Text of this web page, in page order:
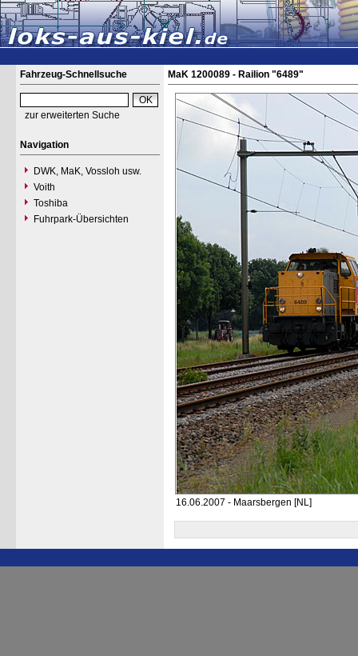
Fahrzeug-Schnellsuche
zur erweiterten Suche
Navigation
DWK, MaK, Vossloh usw.
Voith
Toshiba
Fuhrpark-Übersichten
MaK 1200089 - Railion "6489"
16.06.2007 - Maarsbergen [NL]